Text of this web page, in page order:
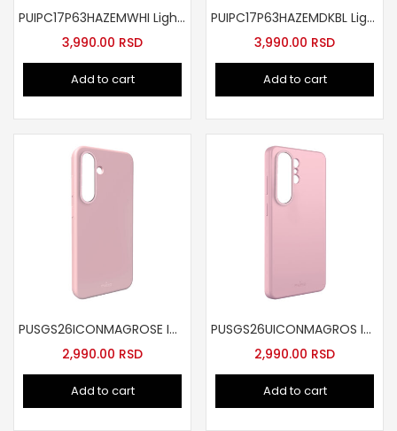
PUIPC17P63HAZEMWHI Lightfeel MAG futrola za iPhone 17 Pro bela
3,990.00 RSD
Add to cart
PUIPC17P63HAZEMDKBL Lightfeel Mag za iPhone 17 Pro plava
3,990.00 RSD
Add to cart
PUSGS26ICONMAGROSE ICON MAG futrola za Samsung S26roze
2,990.00 RSD
Add to cart
PUSGS26UICONMAGROS ICON MAG futrola za Samsung S26 Ultra roze
2,990.00 RSD
Add to cart